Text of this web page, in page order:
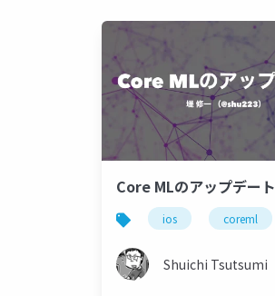
Core MLのアップデート
ios coreml
Shuichi Tsutsumi